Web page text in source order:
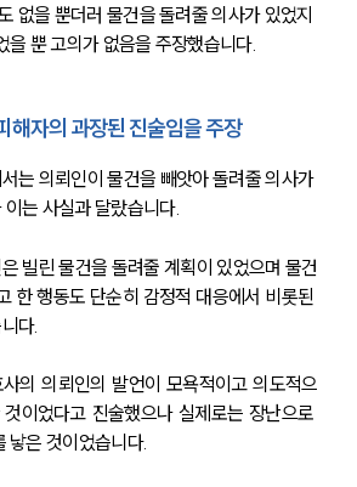
없을 뿐더러 물건을 돌려줄 의사가 있었지
을 뿐 고의가 없음을 주장했습니다.
해자의 과장된 진술임을 주장
는 의뢰인이 물건을 빼앗아 돌려줄 의사가
는 사실과 달랐습니다.
빌린 물건을 돌려줄 계획이 있었으며 물건
한 행동도 단순히 감정적 대응에서 비롯된
다.
의 의뢰인의 발언이 모욕적이고 의도적으
이었다고 진술했으나 실제로는 장난으로
낳은 것이었습니다.